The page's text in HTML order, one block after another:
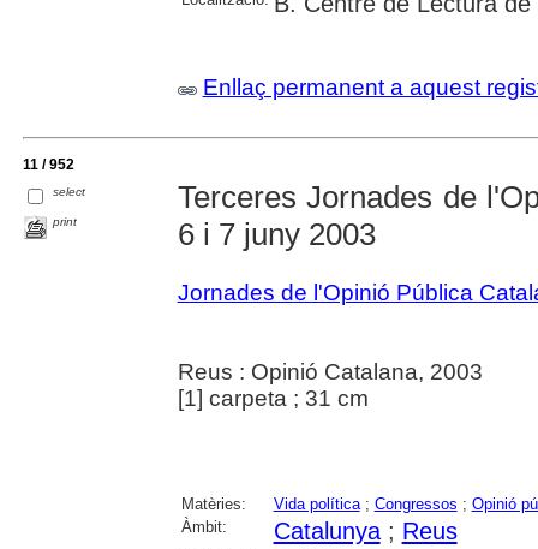
Enllaç permanent a aquest
11 / 952
select
print
Terceres Jornades de
6 i 7 juny 2003
Jornades de l'Opinió Pública
Reus : Opinió Catalana, 2003
[1] carpeta ; 31 cm
Matèries: Vida política; Congressos ; Opinió
Àmbit:
Catalunya; Reus